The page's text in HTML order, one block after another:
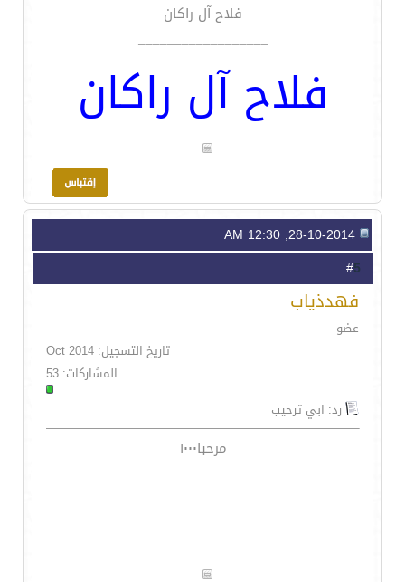
فلاح آل راكان
__________________
فلاح آل راكان
5
فهدذياب
عضو
تاريخ التسجيل: Oct 2014
المشاركات: 53
رد: ابي ترحيب
مرحبا١٠٠٠